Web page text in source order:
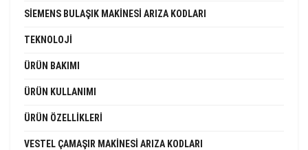
SIEMENS BULAŞIK MAKINESI ARIZA KODLARI
TEKNOLOJI
ÜRÜN BAKIMI
ÜRÜN KULLANIMI
ÜRÜN ÖZELLIKLERI
VESTEL ÇAMAŞIR MAKINESI ARIZA KODLARI